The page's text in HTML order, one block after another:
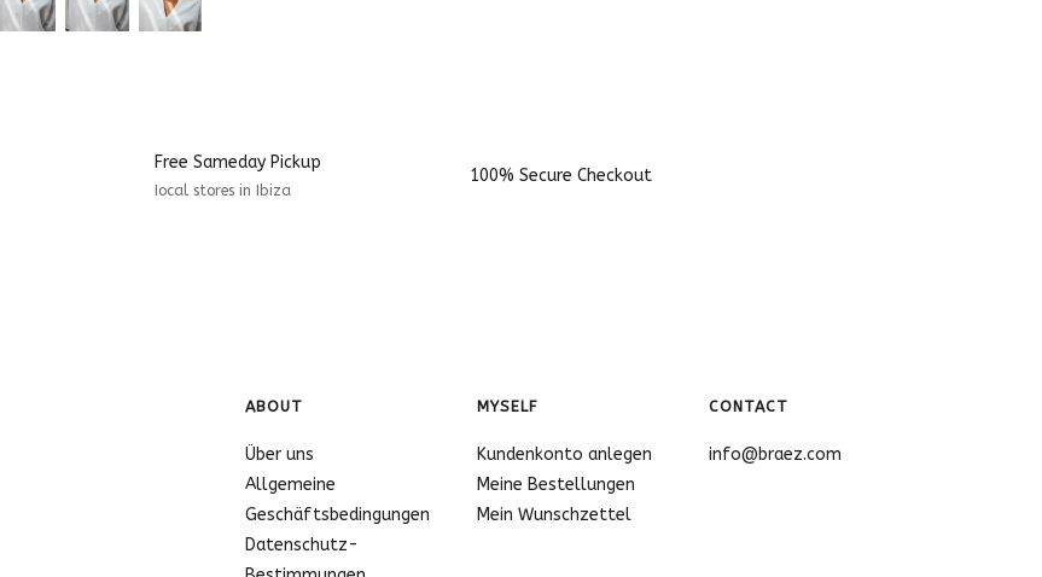
Free Sameday Pickup
Iocal stores in Ibiza
100% Secure Checkout
ABOUT
Über uns
Allgemeine
Geschäftsbedingungen
Datenschutz-
MYSELF
Kundenkonto anlegen
Meine Bestellungen
Mein Wunschzettel
CONTACT
info@braez.com